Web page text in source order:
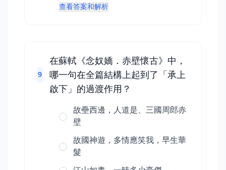
查看答案和解析
9
在蘇軾《念奴嬌．赤壁懷古》中，
哪一句在全篇結構上起到了「承上
啟下」的過渡作用？
故壘西邊，人道是、三國周郎赤
壁
故國神遊，多情應笑我，早生華
髮